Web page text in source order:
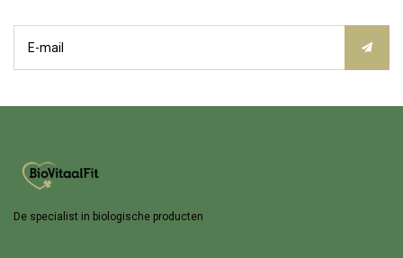
De specialist in biologische producten